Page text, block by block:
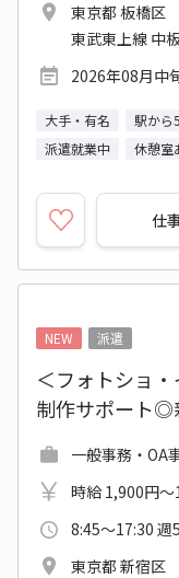
東京都 板橋区
東武東上線 中
2026年08月中
大手・有名 駅から
派遣就業中
休憩室
仕
NEW
派遣
＜フォトショ
制作サポート◎
一般事務・OA
時給 1,900円
8:45～17:30 週
東京都 新宿区